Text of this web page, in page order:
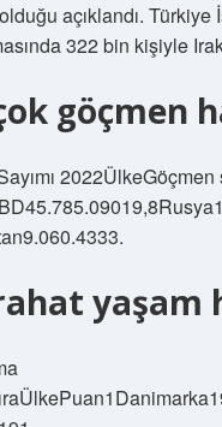
açıklandı.
322 bin kişiyle
göçmen
yaşam